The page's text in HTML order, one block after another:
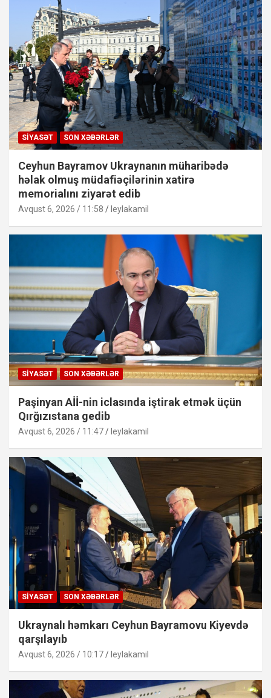
SIYASƏT SON XƏBƏRLƏR
Ceyhun Bayramov Ukraynanın müharibədə
həlak olmuş müdafiəçilərinin xatirə
memorialını ziyarət edib
Avqust 6, 2026 / 11:58 leylakamil
SIYASƏT SON XƏBƏRLƏR
Paşinyan Aİİ-nin iclasında iştirak etmək üçün
Qırğızıstana gedib
Avqust 6, 2026 / 11:47 leylakamil
SIYASƏT SON XƏBƏRLƏR
Ukraynalı həmkarı Ceyhun Bayramovu Kiyevdə
qarşılayıb
Avqust 6, 2026 / 10:17 leylakamil